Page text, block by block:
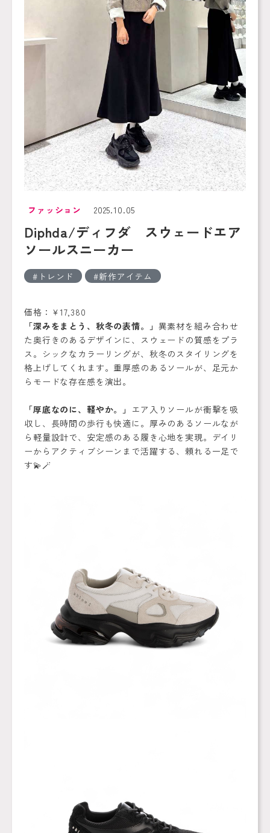
ファッション 2025.10.05
Diphda/ディフダ スウェードエア
ソールスニーカー
トレンド 新作アイテム
価格：￥17,380
「深みをまとう、秋冬の表情。」 異素材を組み合わせ
た奥行きのあるデザインに、スウェードの質感をプラ
ス。シックなカラーリングが、秋冬のスタイリングを
格上げしてくれます。重厚感のあるソールが、足元か
らモードな存在感を演出。
「厚底なのに、軽やか。」 エア入りソールが衝撃を吸
収し、長時間の歩行も快適に。厚みのあるソールなが
ら軽量設計で、安定感のある履き心地を実現。デイリ
ーからアクティブシーンまで活躍する、頼れる一足で
す💫🪄